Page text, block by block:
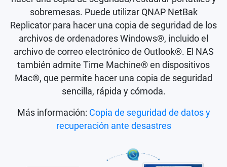
sobremesas. Puede utilizar QNAP NetBak
Replicator para hacer una copia de seguridad de los
archivos de ordenadores Windows®, incluido el
archivo de correo electrónico de Outlook®. El NAS
también admite Time Machine® en dispositivos
Mac®, que permite hacer una copia de seguridad
sencilla, rápida y cómoda.
Más información: Copia de seguridad de datos y
recuperación ante desastres